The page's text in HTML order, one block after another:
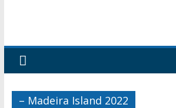
– Madeira Island 2022